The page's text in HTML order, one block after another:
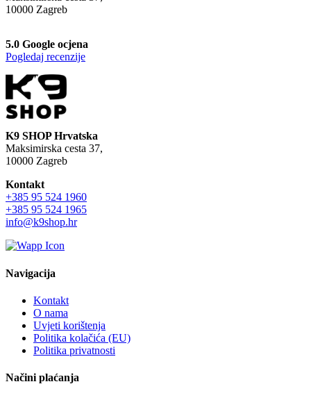
10000 Zagreb
5.0 Google ocjena
Pogledaj recenzije
K9 SHOP Hrvatska
Maksimirska cesta 37,
10000 Zagreb
Kontakt
+385 95 524 1960
+385 95 524 1965
info@k9shop.hr
Navigacija
Kontakt
O nama
Uvjeti korištenja
Politika kolačića (EU)
Politika privatnosti
Načini plaćanja